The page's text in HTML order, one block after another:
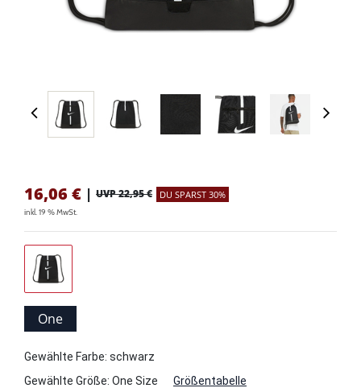
16,06 € | UVP 22,95 € DU SPARST 30%
inkl. 19 % MwSt.
One
Gewählte Farbe: schwarz
Gewählte Größe: One Size Größentabelle